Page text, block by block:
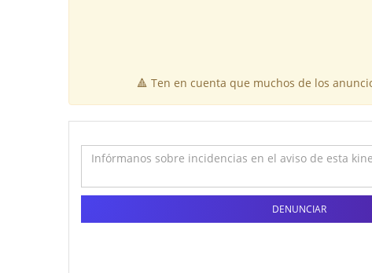
🔺 Ten en cuenta que muchos de los
DENUNCIAR